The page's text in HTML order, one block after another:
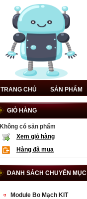
TRANG CHỦ SẢN PHẨM
GIỎ HÀNG
Không có sản phẩm
Xem giỏ hàng
Hàng đã mua
DANH SÁCH CHUYÊN MỤC
Module Bo Mạch KIT